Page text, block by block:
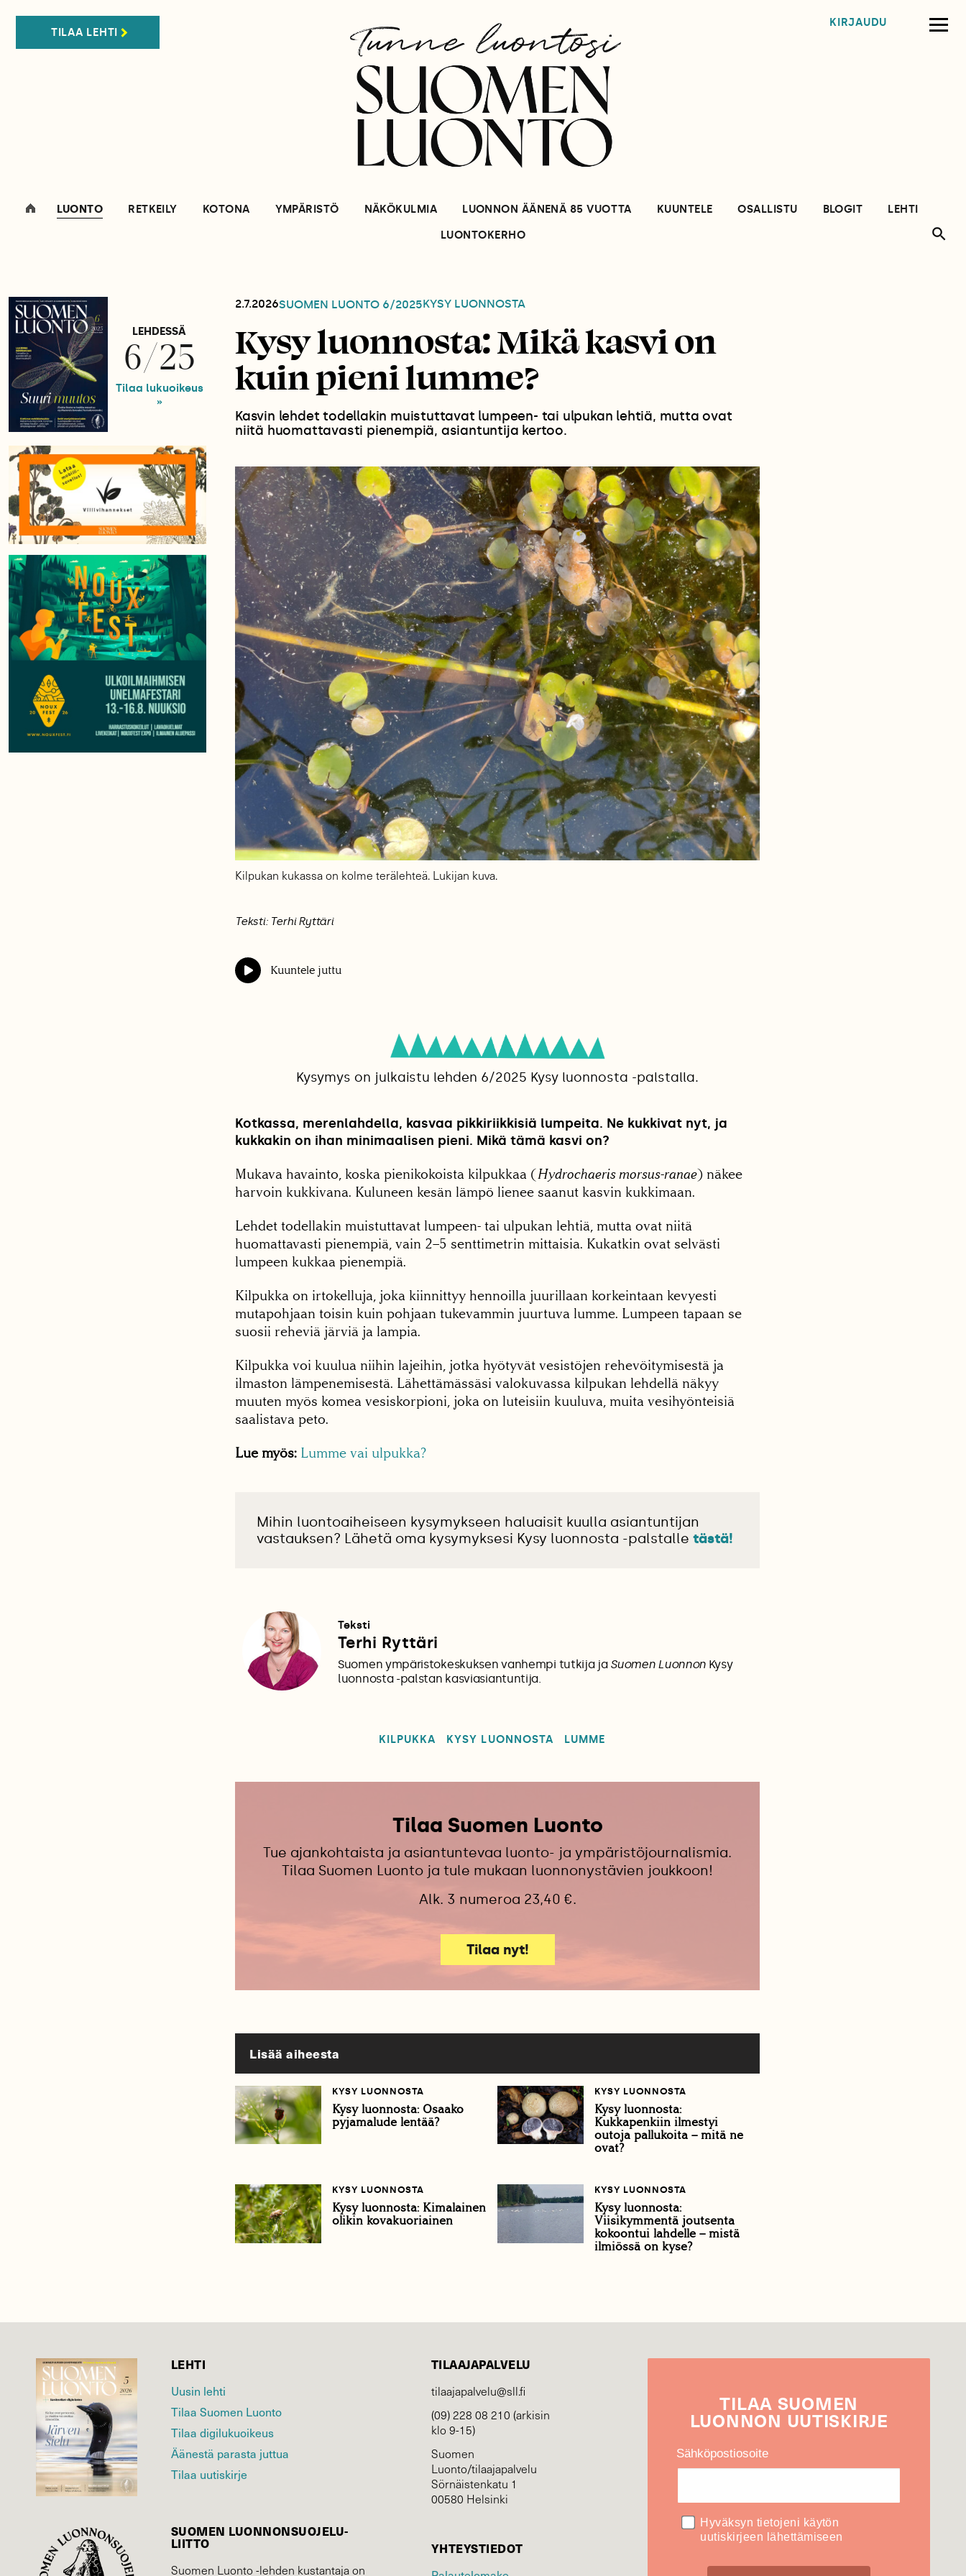
TILAA LEHTI
KIRJAUDU
LUONTO RETKEILY KOTONA YMPÄRISTÖ NÄKÖKULMIA LUONNON ÄÄNENÄ 85 VUOTTA KUUNTELE OSALLISTU BLOGIT
LEHTI
LUONTOKERHO
LEHDESSÄ
6/25
Tilaa lukuoikeus
»
2.7.2026SUOMEN LUONTO 6/2025KYSY LUONNOSTA
Kysy luonnosta: Mikä kasvi on
kuin pieni lumme?
Kasvin lehdet todellakin muistuttavat lumpeen- tai ulpukan lehtiä, mutta ovat
niitä huomattavasti pienempiä, asiantuntija kertoo.
Kilpukan kukassa on kolme terälehteä. Lukijan kuva.
Teksti: Terhi Ryttäri
Kuuntele juttu
Kysymys on julkaistu lehden 6/2025 Kysy luonnosta -palstalla.
Kotkassa, merenlahdella, kasvaa pikkiriikkisiä lumpeita. Ne kukkivat nyt, ja
kukkakin on ihan minimaalisen pieni. Mikä tämä kasvi on?
Mukava havainto, koska pienikokoista kilpukkaa (Hydrochaeris morsus-ranae) näkee
harvoin kukkivana. Kuluneen kesän lämpö lienee saanut kasvin kukkimaan.
Lehdet todellakin muistuttavat lumpeen- tai ulpukan lehtiä, mutta ovat niitä
huomattavasti pienempiä, vain 2–5 senttimetrin mittaisia. Kukatkin ovat selvästi
lumpeen kukkaa pienempiä.
Kilpukka on irtokelluja, joka kiinnittyy hennoilla juurillaan korkeintaan kevyesti
mutapohjaan toisin kuin pohjaan tukevammin juurtuva lumme. Lumpeen tapaan se
suosii reheviä järviä ja lampia.
Kilpukka voi kuulua niihin lajeihin, jotka hyötyvät vesistöjen rehevöitymisestä ja
ilmaston lämpenemisestä. Lähettämässäsi valokuvassa kilpukan lehdellä näkyy
muuten myös komea vesiskorpioni, joka on luteisiin kuuluva, muita vesihyönteisiä
saalistava peto.
Lue myös: Lumme vai ulpukka?
Mihin luontoaiheiseen kysymykseen haluaisit kuulla asiantuntijan
vastauksen? Lähetä oma kysymyksesi Kysy luonnosta -palstalle tästä!
Teksti
Terhi Ryttäri
Suomen ympäristokeskuksen vanhempi tutkija ja Suomen Luonnon Kysy
luonnosta -palstan kasviasiantuntija.
KILPUKKA KYSY LUONNOSTA LUMME
Tilaa Suomen Luonto
Tue ajankohtaista ja asiantuntevaa luonto- ja ympäristöjournalismia.
Tilaa Suomen Luonto ja tule mukaan luonnonystävien joukkoon!
Alk. 3 numeroa 23,40 €.
Tilaa nyt!
Lisää aiheesta
KYSY LUONNOSTA
Kysy luonnosta: Osaako
pyjamalude lentää?
KYSY LUONNOSTA
Kysy luonnosta:
Kukkapenkiin ilmestyi
outoja pallukoita – mitä ne
ovat?
KYSY LUONNOSTA
Kysy luonnosta: Kimalainen
olikin kovakuoriainen
KYSY LUONNOSTA
Kysy luonnosta:
Viisikymmentä joutsenta
kokoontui lahdelle – mistä
ilmiössä on kyse?
LEHTI
Uusin lehti
Tilaa Suomen Luonto
Tilaa digilukuoikeus
Äänestä parasta juttua
Tilaa uutiskirje
SUOMEN LUONNON­SUOJELU­
LIITTO
Suomen Luonto -lehden kustantaja on
TILAAJAPALVELU
tilaajapalvelu@sll.fi
(09) 228 08 210 (arkisin
klo 9-15)
Suomen
Luonto/tilaajapalvelu
Sörnäistenkatu 1
00580 Helsinki
YHTEYSTIEDOT
TILAA SUOMEN
LUONNON UUTIS­KIRJE
Sähköpostiosoite
Hyväksyn tietojeni käytön
uutiskirjeen lähettämiseen